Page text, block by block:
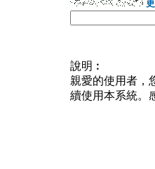
說明︰
親愛的使用者，
續使用本系統。